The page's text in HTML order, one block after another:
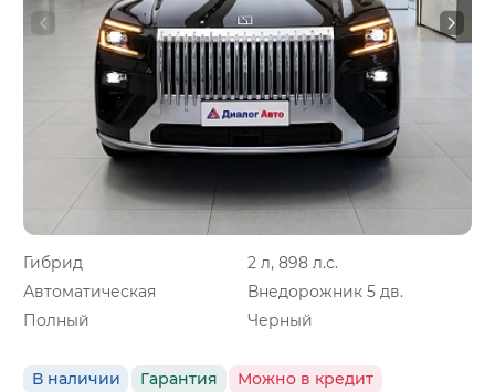
Гибрид
2 л, 898 л.с.
Автоматическая
Внедорожник 5 дв.
Полный
Черный
В наличии Гарантия Можно в кредит